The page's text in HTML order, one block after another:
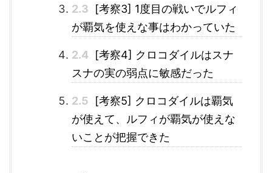
2.3
[考察3] 1度目の戦いでルフィ
が覇気を使えな事はわかっていた
2.4
[考察4] クロコダイルはスナ
スナの実の弱点に敏感だった
2.5
[考察5] クロコダイルは覇気
が使えて、ルフィが覇気が使えな
いことが把握できた